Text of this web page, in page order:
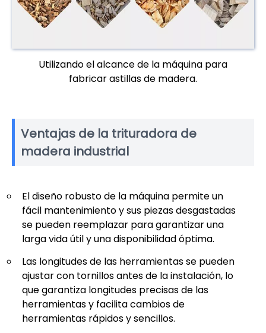
Utilizando el alcance de la máquina para
fabricar astillas de madera.
Ventajas de la trituradora de
madera industrial
El diseño robusto de la máquina permite un
fácil mantenimiento y sus piezas desgastadas
se pueden reemplazar para garantizar una
larga vida útil y una disponibilidad óptima.
Las longitudes de las herramientas se pueden
ajustar con tornillos antes de la instalación, lo
que garantiza longitudes precisas de las
herramientas y facilita cambios de
herramientas rápidos y sencillos.